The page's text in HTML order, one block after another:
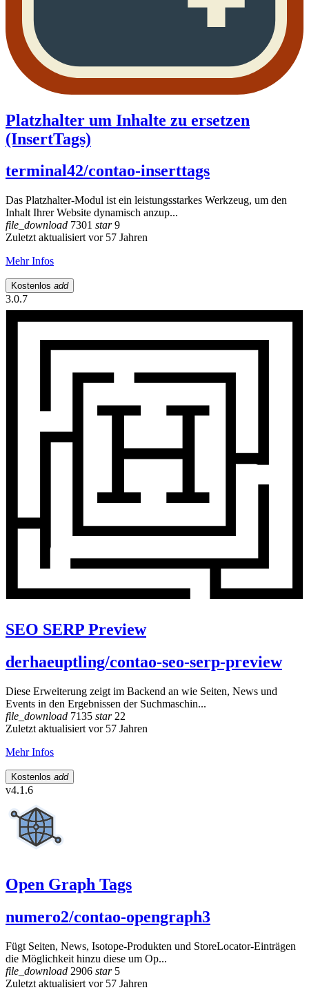
Platzhalter um Inhalte zu ersetzen
(InsertTags)
terminal42/contao-inserttags
Das Platzhalter-Modul ist ein leistungsstarkes Werkzeug, um den
Inhalt Ihrer Website dynamisch anzup...
file_download 7301 star9
Zuletzt aktualisiert vor 57 Jahren
Mehr Infos
Kostenlos add
3.0.7
SEO SERP Preview
derhaeuptling/contao-seo-serp-preview
Diese Erweiterung zeigt im Backend an wie Seiten, News und
Events in den Ergebnissen der Suchmaschin...
file_download 7135 star22
Zuletzt aktualisiert vor 57 Jahren
Mehr Infos
Kostenlos add
v4.1.6
Open Graph Tags
numero2/contao-opengraph3
Fügt Seiten, News, Isotope-Produkten und StoreLocator-Einträgen
die Möglichkeit hinzu diese um Op...
file_download 2906 star5
Zuletzt aktualisiert vor 57 Jahren